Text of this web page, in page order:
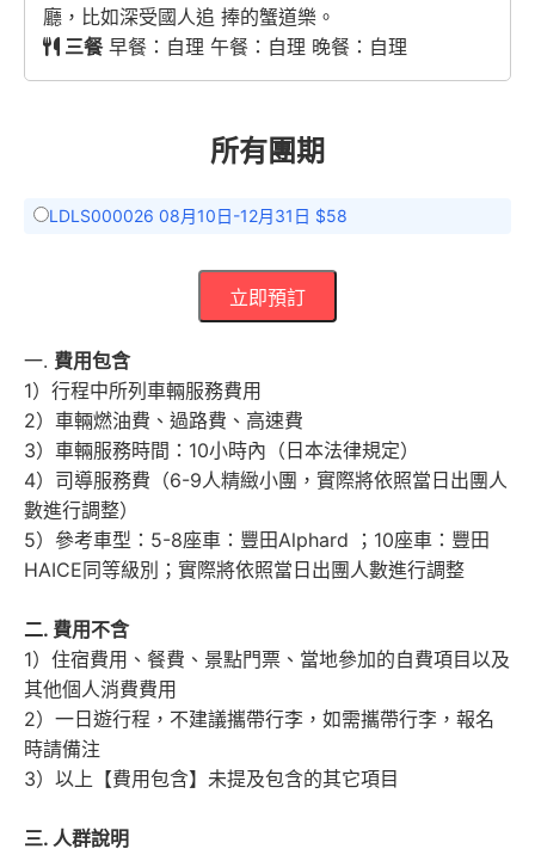
廳，比如深受國人追 捧的蟹道樂。
三餐早餐：自理 午餐：自理 晚餐：自理
所有團期
LDLS000026 08月10日-12月31日 $58
立即預訂
一. 費用包含
1）行程中所列車輛服務費用
2）車輛燃油費、過路費、高速費
3）車輛服務時間：10小時內（日本法律規定）
4）司導服務費（6-9人精緻小團，實際將依照當日出團人
數進行調整）
5）參考車型：5-8座車：豐田Alphard ；10座車：豐田
HAICE同等級別；實際將依照當日出團人數進行調整
二. 費用不含
1）住宿費用、餐費、景點門票、當地參加的自費項目以及
其他個人消費費用
2）一日遊行程，不建議攜帶行李，如需攜帶行李，報名
時請備注
3）以上【費用包含】未提及包含的其它項目
三. 人群說明